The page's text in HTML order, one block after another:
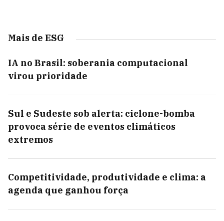
Mais de ESG
IA no Brasil: soberania computacional
virou prioridade
Sul e Sudeste sob alerta: ciclone-bomba
provoca série de eventos climáticos
extremos
Competitividade, produtividade e clima: a
agenda que ganhou força